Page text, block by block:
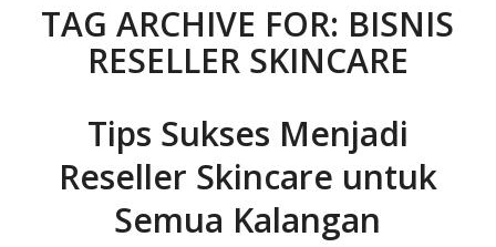
TAG ARCHIVE FOR: BISNIS
RESELLER SKINCARE
Tips Sukses Menjadi
Reseller Skincare untuk
Semua Kalangan